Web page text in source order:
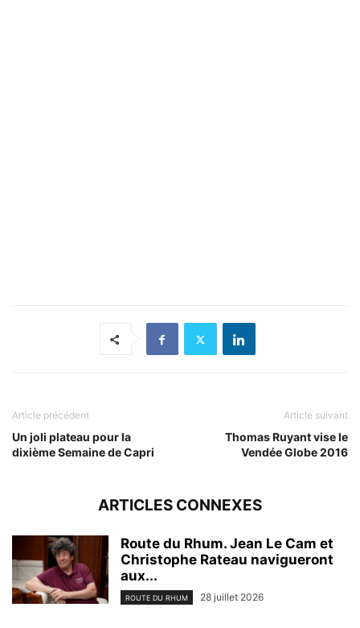
Article précédent
Un joli plateau pour la
dixième Semaine de Capri
Article suivant
Thomas Ruyant vise le
Vendée Globe 2016
ARTICLES CONNEXES
Route du Rhum. Jean Le Cam et
Christophe Rateau navigueront
aux...
ROUTE DU RHUM 28 juillet 2026